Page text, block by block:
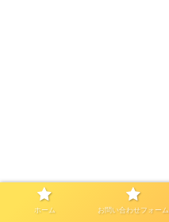
ホーム お問い合わせフォーム